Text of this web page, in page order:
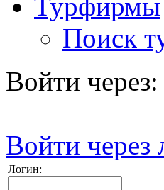
Поиск
Войти через:
Войти через
Логин: